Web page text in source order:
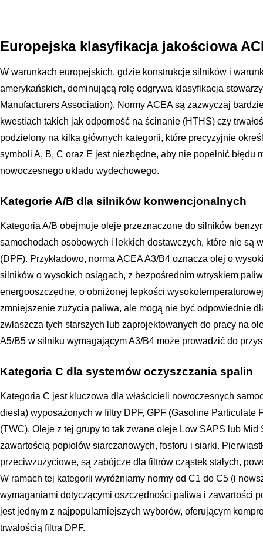
Europejska klasyfikacja jakościowa
W warunkach europejskich, gdzie konstrukcje silników i
amerykańskich, dominującą rolę odgrywa klasyfikacja
Manufacturers Association). Normy ACEA są zazwyczaj
kwestiach takich jak odporność na ścinanie (HTHS) czy
podzielony na kilka głównych kategorii, które precyzyjnie
symboli A, B, C oraz E jest niezbędne, aby nie popełnić
nowoczesnego układu wydechowego.
Kategorie A/B dla silników konwencjonalnych
Kategoria A/B obejmuje oleje przeznaczone do silników
samochodach osobowych i lekkich dostawczych, które nie są
(DPF). Przykładowo, norma ACEA A3/B4 oznacza olej o
silników o wysokich osiągach, z bezpośrednim wtryskiem
energooszczędne, o obniżonej lepkości
zmniejszenie zużycia paliwa, ale mogą nie być odpowiednie
zwłaszcza tych starszych lub zaprojektowanych do pracy na
A5/B5 w silniku wymagającym A3/B4 może prowadzić do
Kategoria C dla systemów oczyszczania spalin
Kategoria C jest kluczowa dla właścicieli nowoczesnych
diesla) wyposażonych w filtry DPF, GPF (Gasoline Particulate
(TWC). Oleje z tej grupy to tak zwane oleje Low SAPS lub
zawartością popiołów siarczanowych, fosforu i siarki.
przeciwzużyciowe, są zabójcze dla filtrów cząstek stałych,
W ramach tej kategorii wyróżniamy normy od C1 do C5 (i
wymaganiami dotyczącymi oszczędności paliwa i zawartości
jest jednym z najpopularniejszych wyborów, oferującym
trwałością filtra DPF.